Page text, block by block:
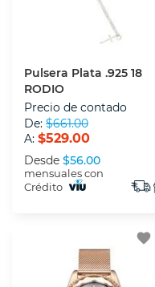
Pulsera Plata .925 18
RODIO
Precio de contado
De: $661.00
A: $529.00
Desde $56.00
mensuales con
Crédito
favorite